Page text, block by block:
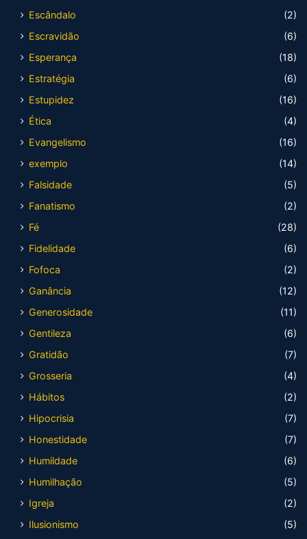
Escândalo
(2)
Escravidão
(6)
Esperança
(18)
Estratégia
(6)
Estupidez
(16)
Ética
(4)
Evangelismo
(16)
exemplo
(14)
Falsidade
(5)
Fanatismo
(2)
Fé
(28)
Fidelidade
(6)
Fofoca
(2)
Ganância
(12)
Generosidade
(11)
Gentileza
(6)
Gratidão
(7)
Grosseria
(4)
Hábitos
(2)
Hipocrisia
(7)
Honestidade
(7)
Humildade
(6)
Humilhação
(5)
Igreja
(2)
Ilusionismo
(5)